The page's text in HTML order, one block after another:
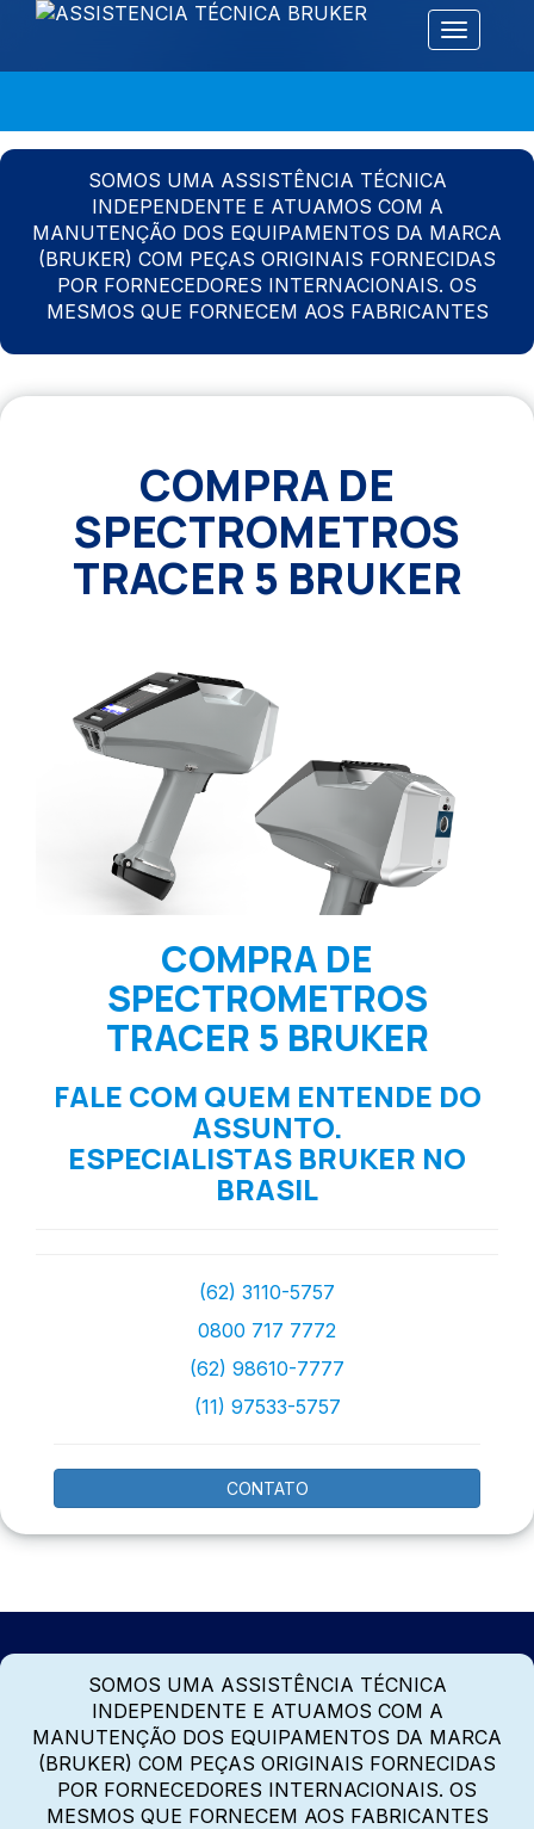
Alternar
SOMOS UMA ASSISTÊNCIA TÉCNICA
INDEPENDENTE E ATUAMOS COM A
MANUTENÇÃO DOS EQUIPAMENTOS DA MARCA
(BRUKER) COM PEÇAS ORIGINAIS FORNECIDAS
POR FORNECEDORES INTERNACIONAIS. OS
MESMOS QUE FORNECEM AOS FABRICANTES
COMPRA DE
SPECTROMETROS
TRACER 5 BRUKER
COMPRA DE
SPECTROMETROS
TRACER 5 BRUKER
FALE COM QUEM ENTENDE DO
ASSUNTO.
ESPECIALISTAS BRUKER NO
BRASIL
(62) 3110-5757
0800 717 7772
(62) 98610-7777
(11) 97533-5757
CONTATO
SOMOS UMA ASSISTÊNCIA TÉCNICA
INDEPENDENTE E ATUAMOS COM A
MANUTENÇÃO DOS EQUIPAMENTOS DA MARCA
(BRUKER) COM PEÇAS ORIGINAIS FORNECIDAS
POR FORNECEDORES INTERNACIONAIS. OS
MESMOS QUE FORNECEM AOS FABRICANTES